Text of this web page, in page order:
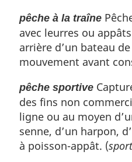
pêche à la traîne
avec leurres ou
arrière d’un bateau
mouvement avant
pêche sportive
des fins non
ligne ou au moyen
senne, d’un harpon,
à poisson-appât. (